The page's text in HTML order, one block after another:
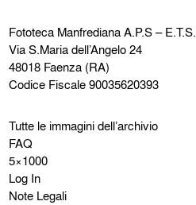
Fototeca ManfredianaA.P.S – E.T.S.
Via S.Maria dell’Angelo 24
48018 Faenza (RA)
Codice Fiscale 90035620393
Tutte le immagini dell’archivio
FAQ
5×1000
Log In
Note Legali